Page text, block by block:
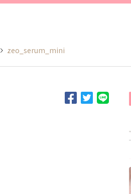
zeo_serum_mini